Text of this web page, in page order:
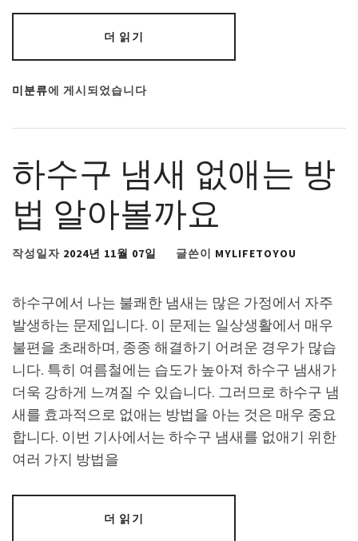
더 읽기
미분류에 게시되었습니다
하수구 냄새 없애는 방
법 알아볼까요
작성일자 2024년 11월 07일 글쓴이 MYLIFETOYOU
하수구에서 나는 불쾌한 냄새는 많은 가정에서 자주
발생하는 문제입니다. 이 문제는 일상생활에서 매우
불편을 초래하며, 종종 해결하기 어려운 경우가 많습
니다. 특히 여름철에는 습도가 높아져 하수구 냄새가
더욱 강하게 느껴질 수 있습니다. 그러므로 하수구 냄
새를 효과적으로 없애는 방법을 아는 것은 매우 중요
합니다. 이번 기사에서는 하수구 냄새를 없애기 위한
여러 가지 방법을
더 읽기